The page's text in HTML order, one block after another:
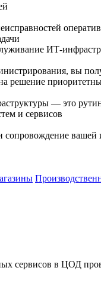
ИТ-
вы
решение
— это
и сервисов
сопровождение вашей
сервисов в ЦОД